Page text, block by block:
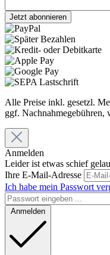
Jetzt abonnieren
Alle Preise inkl. gesetzl.
ggf. Nachnahmegebühren,
Anmelden
Leider ist etwas schief
Ihre E-Mail-Adresse
Ich habe mein Passwort
Anmelden